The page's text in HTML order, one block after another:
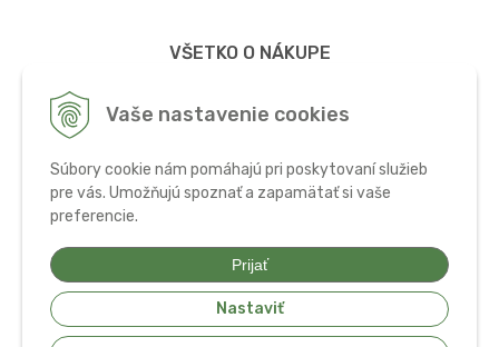
Vaše nastavenie cookies
Súbory cookie nám pomáhajú pri poskytovaní služieb
pre vás. Umožňujú spoznať a zapamätať si vaše
preferencie.
Prijať
Nastaviť
VŠETKO O NÁKUPE
Ochrana osobných údajov